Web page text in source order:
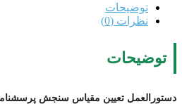
توضیحات
نظرات (0)
توضیحات
دستورالعمل تعیین مقیاس سنجش